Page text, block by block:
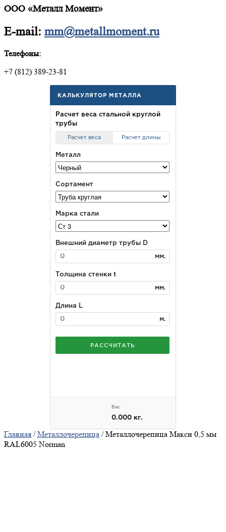
ООО «Металл Момент»
E-mail: mm@metallmoment.ru
Телефоны:
+7 (812) 389-23-81
Главная /Металлочерепица / Металлочерепица Макси 0,5 мм
RAL6005 Norman